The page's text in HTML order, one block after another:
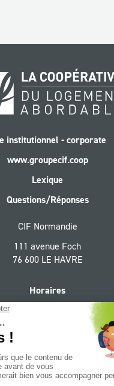
institutionnel - corporate
www.groupecif.coop
Lexique
Questions/Réponses
CIF Normandie
111 avenue Foch
76 600 LE HAVRE
Horaires
9h - 12h30, 13h30 -
13h30 - 17h et le
Groupe CIF Normandie